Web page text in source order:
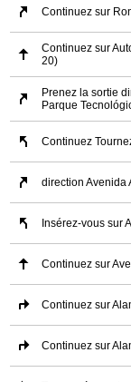
Continuez sur
Continuez sur
20)
Prenez la sortie
Parque
Continuez
direction Avenida
Insérez-vous sur
Continuez sur
Continuez sur
Continuez sur